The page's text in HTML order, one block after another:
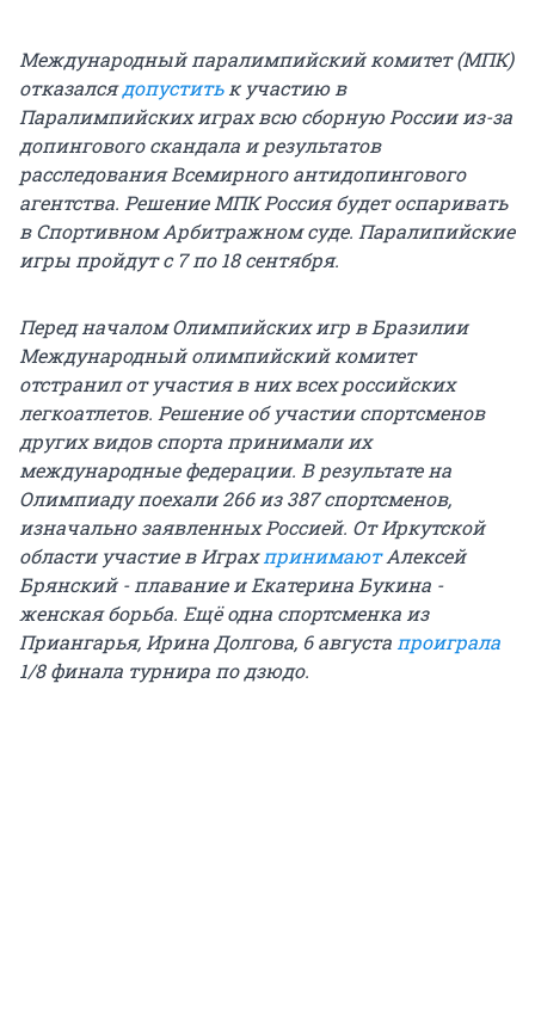
Международный паралимпийский комитет (МПК)
отказалсядопуститьк участию в
Паралимпийских играх всю сборную России из-за
допингового скандала и результатов
расследования Всемирного антидопингового
агентства. Решение МПК Россия будет оспаривать
в Спортивном Арбитражном суде. Паралипийские
игры пройдут с 7 по 18 сентября.
Перед началом Олимпийских игр в Бразилии
Международный олимпийский комитет
отстранил от участия в них всех российских
легкоатлетов. Решение об участии спортcменов
других видов спорта принимали их
международные федерации. В результате на
Олимпиаду поехали 266 из 387 спортсменов,
изначально заявленных Россией. От Иркутской
области участие в ИграхпринимаютАлексей
Брянский - плавание и Екатерина Букина -
женская борьба. Ещё одна спортсменка из
Приангарья, Ирина Долгова, 6 августа проиграла
1/8 финала турнира по дзюдо.